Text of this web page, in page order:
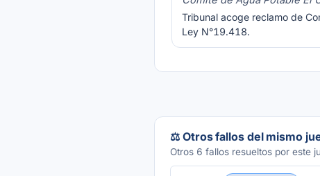
Tribunal acoge reclamo de
Ley N°19.418.
⚖️ Otros fallos del mismo
Otros 6 fallos resueltos por este